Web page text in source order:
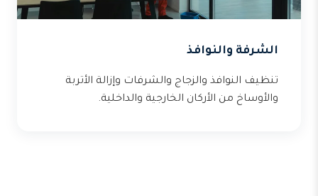
الشرفة والنوافذ
تنظيف النوافذ والزجاج والشرفات وإزالة الأتربة
والأوساخ من الأركان الخارجية والداخلية.